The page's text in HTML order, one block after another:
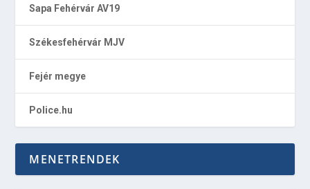
Sapa Fehérvár AV19
Székesfehérvár MJV
Fejér megye
Police.hu
MENETRENDEK